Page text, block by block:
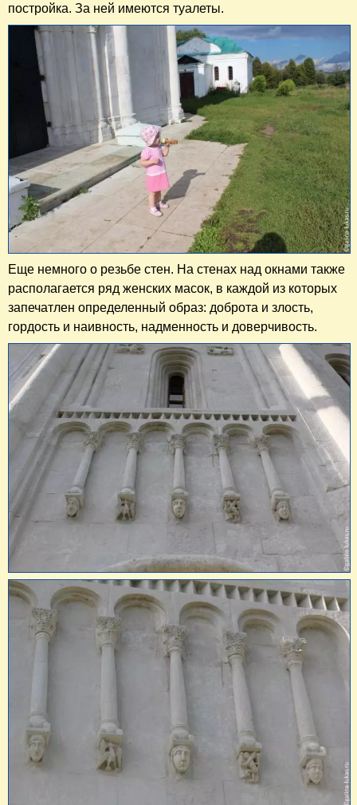
постройка. За ней имеются туалеты.
Еще немного о резьбе стен. На стенах над окнами также
располагается ряд женских масок, в каждой из которых
запечатлен определенный образ: доброта и злость,
гордость и наивность, надменность и доверчивость.